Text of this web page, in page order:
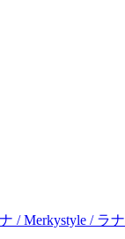
/ Merkystyle / ラ